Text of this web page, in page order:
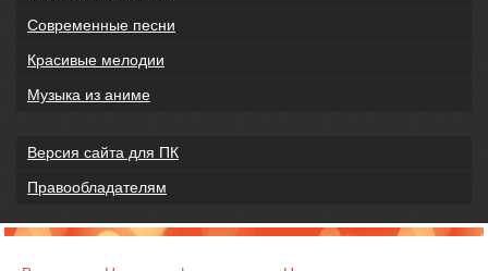
Современные песни
Красивые мелодии
Музыка из аниме
Версия сайта для ПК
Правообладателям